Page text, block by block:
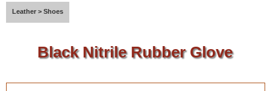
Leather > Shoes
Black Nitrile Rubber Glove